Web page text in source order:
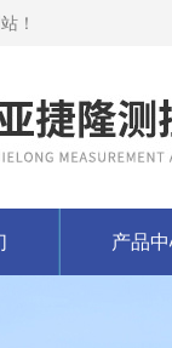
！
产品